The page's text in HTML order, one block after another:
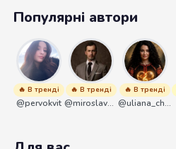
Популярні автори
🔥 В тренді
@pervokvit
🔥 В тренді
@miroslavmaniyk
🔥 В тренді
@uliana_chernenko